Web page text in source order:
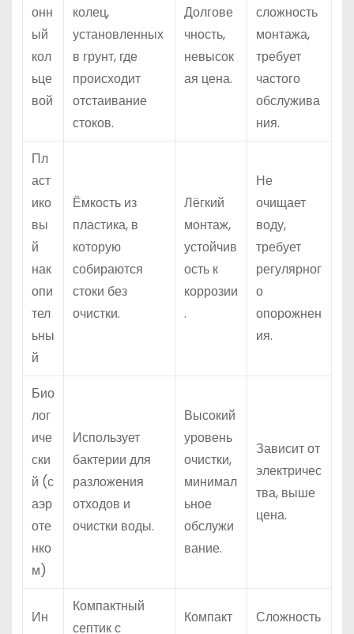
онн
ый
кол
ьце
вой
колец,
установленных
в грунт, где
происходит
отстаивание
стоков.
Долгове
чность,
невысок
ая цена.
сложность
монтажа,
требует
частого
обслужива
ния.
Пл
аст
ико
вы
й
нак
опи
тел
ьны
й
Ёмкость из
пластика, в
которую
собираются
стоки без
очистки.
Лёгкий
монтаж,
устойчив
ость к
коррозии
.
Не
очищает
воду,
требует
регулярног
о
опорожнен
ия.
Био
лог
иче
ски
й (с
аэр
оте
нко
м)
Использует
бактерии для
разложения
отходов и
очистки воды.
Высокий
уровень
очистки,
минимал
ьное
обслужи
вание.
Зависит от
электричес
тва, выше
цена.
Ин
Компактный
септик с
Компакт
Сложность